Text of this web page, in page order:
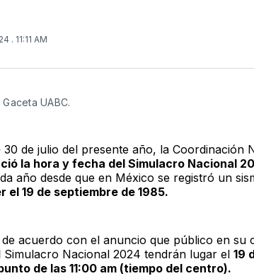
. 11:11 AM
Gaceta UABC.
30 de julio del presente año, la Coordinación
la hora y fecha del Simulacro Nacional
año desde que en México se registró un
el 19 de septiembre de 1985.
acuerdo con el anuncio que público en su
Simulacro Nacional 2024 tendrán lugar el 19
de las 11:00 am (tiempo del centro).